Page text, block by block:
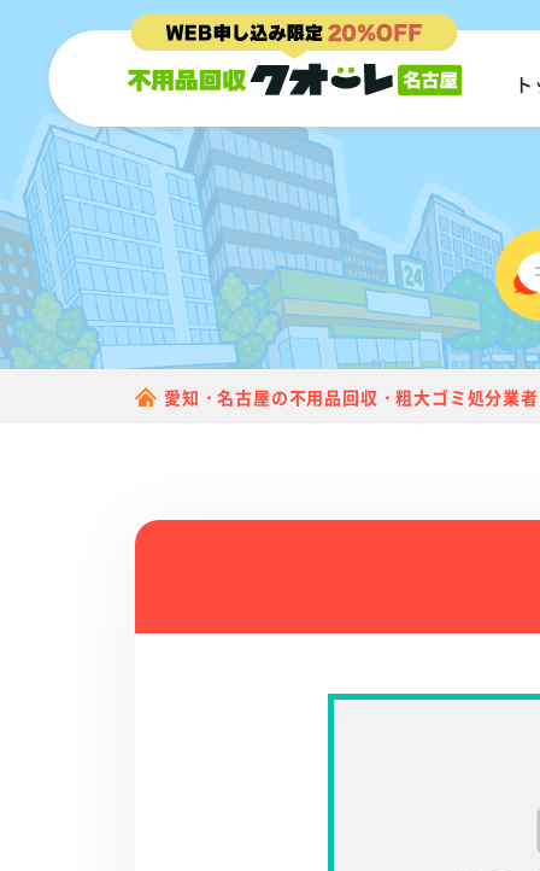
愛知・名古屋の不用品回収・粗大ゴミ処分業